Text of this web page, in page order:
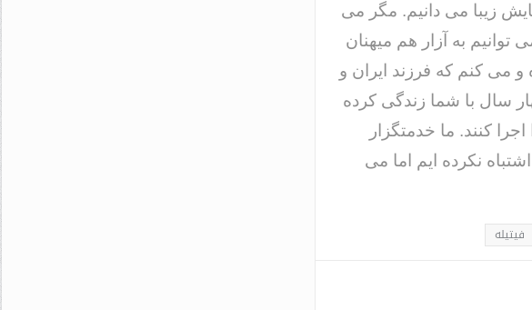
زیبا می دانیم. مگر می
به آزار هم میهنان
و می کنم که فرزند ایران و
سال با شما زندگی کرده
کنند. ما خدمتگزار
نکرده ایم اما می
فيتيله